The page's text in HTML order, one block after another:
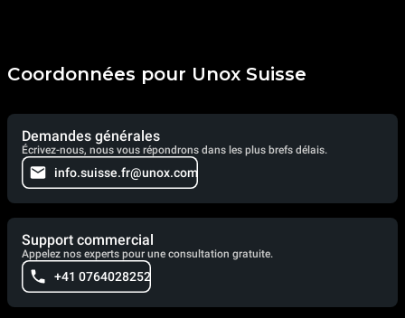
Coordonnées pour Unox Suisse
Demandes générales
Écrivez-nous, nous vous répondrons dans les plus brefs délais.
info.suisse.fr@unox.com
Support commercial
Appelez nos experts pour une consultation gratuite.
+41 0764028252